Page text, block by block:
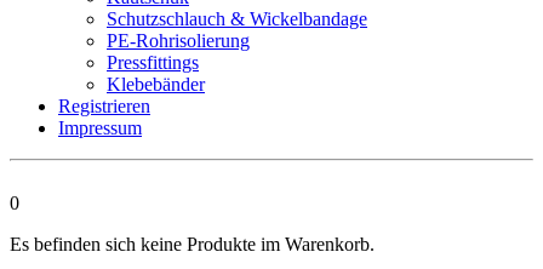
Schutzschlauch & Wickelbandage
PE-Rohrisolierung
Pressfittings
Klebebänder
Registrieren
Impressum
0
Es befinden sich keine Produkte im Warenkorb.